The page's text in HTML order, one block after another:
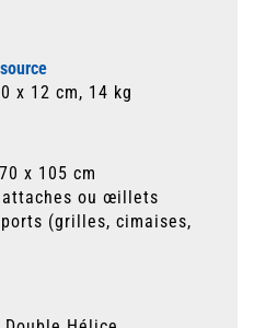
x 12 cm, 14 kg
x 105 cm
attaches ou œillets
(grilles, cimaises,